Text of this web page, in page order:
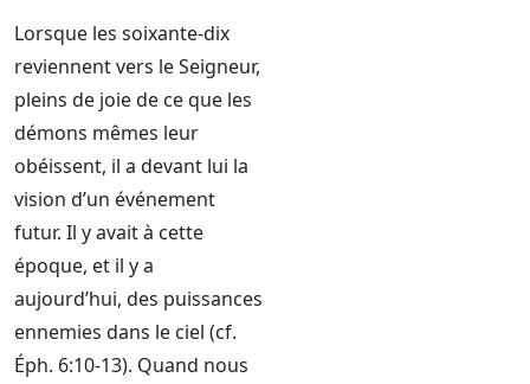
Lorsque les soixante-dix
reviennent vers le Seigneur,
pleins de joie de ce que les
démons mêmes leur
obéissent, il a devant lui la
vision d’un événement
futur. Il y avait à cette
époque, et il y a
aujourd’hui, des puissances
ennemies dans le ciel (cf.
Éph. 6:10-13). Quand nous